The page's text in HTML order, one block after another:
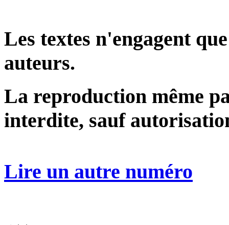
Les textes n'engagent
auteurs.
La reproduction même
interdite, sauf
Lire un autre numéro